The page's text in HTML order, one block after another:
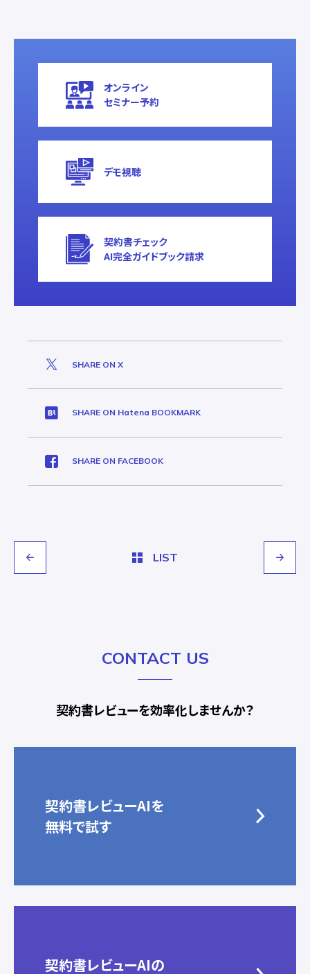
オンライン
セミナー予約
デモ視聴
契約書チェック
AI完全ガイドブック請求
SHARE ON X
SHARE ON Hatena BOOKMARK
SHARE ON FACEBOOK
LIST
CONTACT US
契約書レビューを効率化しませんか？
契約書レビューAIを
無料で試す
契約書レビューAIの